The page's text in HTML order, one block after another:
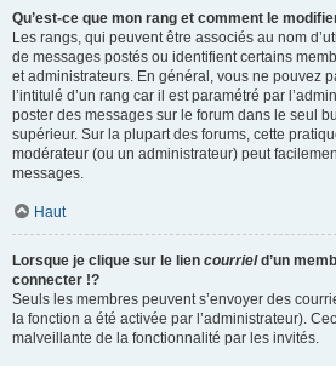
Qu’est-ce que mon rang et comment le
Les rangs, qui peuvent être associés au nom
de messages postés ou identifient certains
et administrateurs. En général, vous ne pouvez
l’intitulé d’un rang car il est paramétré par
poster des messages sur le forum dans le seul
supérieur. Sur la plupart des forums, cette
modérateur (ou un administrateur) peut
messages.
Haut
Lorsque je clique sur le lien courrield’un
connecter !?
Seuls les membres peuvent s’envoyer des
la fonction a été activée par l’administrateur).
malveillante de la fonctionnalité par les invités.